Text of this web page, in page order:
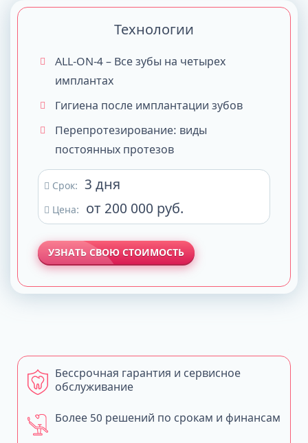
Технологии
ALL-ON-4 – Все зубы на четырех
имплантах
Гигиена после имплантации зубов
Перепротезирование: виды
постоянных протезов
Срок: 3 дня
Цена: от 200 000 руб.
УЗНАТЬ СВОЮ СТОИМОСТЬ
Бессрочная гарантия и сервисное
обслуживание
Более 50 решений по срокам и финансам